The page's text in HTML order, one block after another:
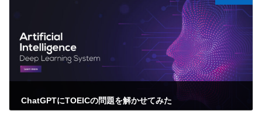
ChatGPTにTOEICの問題を解かせてみた